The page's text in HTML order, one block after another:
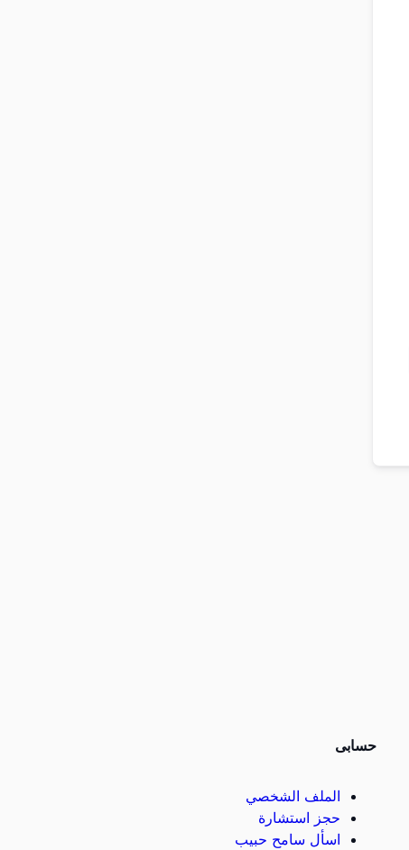
حسابى
الملف الشخصي
حجز استشارة
اسأل سامح حبيب